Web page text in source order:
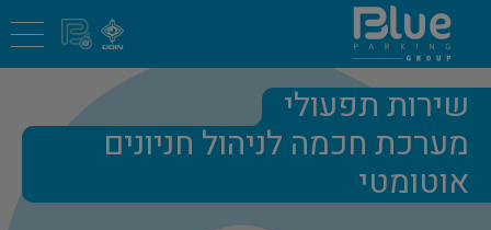
שירות תפעולי
מערכת חכמה לניהול חניונים
אוטומטי